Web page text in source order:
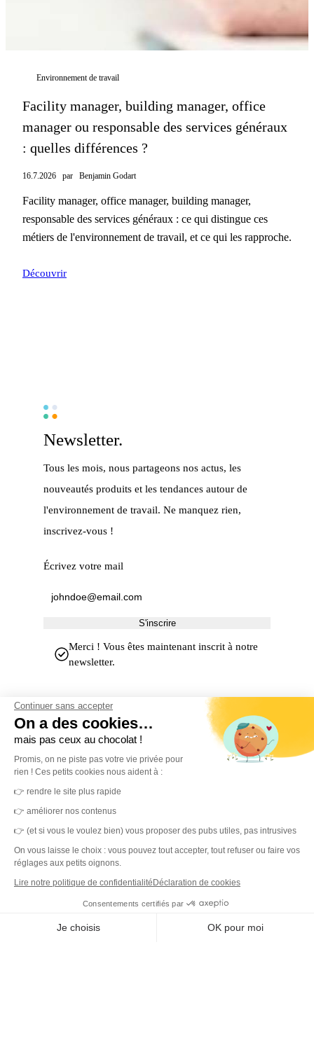
Environnement de travail
Facility manager, building manager, office
manager ou responsable des services généraux
: quelles différences ?
16.7.2026 par Benjamin Godart
Facility manager, office manager, building manager,
responsable des services généraux : ce qui distingue ces
métiers de l'environnement de travail, et ce qui les rapproche.
Découvrir
Newsletter.
Tous les mois, nous partageons nos actus, les
nouveautés produits et les tendances autour de
l'environnement de travail. Ne manquez rien,
inscrivez-vous !
Écrivez votre mail
S'inscrire
Merci ! Vous êtes maintenant inscrit à notre
newsletter.
MerciYanis centralise votre gestion de l'environnement de travail.
Une plateforme unique et des capteurs IoT pour des locaux sains,
durables et une expérience collaborateur simplifiée.
DET
Capteurs IoT
Continuer sans accepter
On a des cookies…
mais pas ceux au chocolat !
Promis, on ne piste pas votre vie privée pour
rien ! Ces petits cookies nous aident à :
👉 rendre le site plus rapide
👉 améliorer nos contenus
👉 (et si vous le voulez bien) vous proposer des pubs utiles, pas intrusives
On vous laisse le choix : vous pouvez tout accepter, tout refuser ou faire vos
réglages aux petits oignons.
Lire notre politique de confidentialité Déclaration de cookies
Consentements certifiés par
Je choisis OK pour moi